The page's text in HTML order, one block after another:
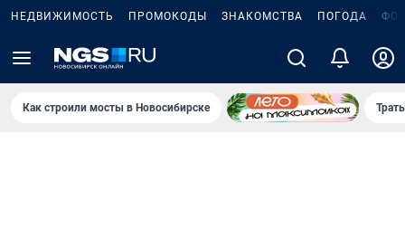
НЕДВИЖИМОСТЬ ПРОМОКОДЫ ЗНАКОМСТВА ПОГОДА
Как строили мосты в Новосибирске